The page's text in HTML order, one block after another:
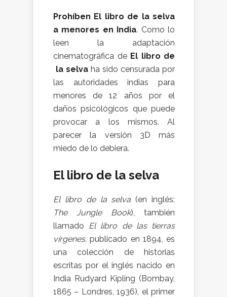
Prohíben El libro de la selva
a menores en India. Como lo
leen la adaptación
cinematográfica de El libro de
la selva ha sido censurada por
las autoridades indias para
menores de 12 años por el
daños psicológicos que puede
provocar a los mismos. Al
parecer la versión 3D más
miedo de lo debiera.
El libro de la selva
El libro de la selva (en inglés:
The Jungle Book), también
llamado El libro de las tierras
vírgenes, publicado en 1894, es
una colección de historias
escritas por el inglés nacido en
India Rudyard Kipling (Bombay,
1865 – Londres, 1936), el primer